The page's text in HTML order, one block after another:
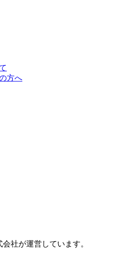
方へ
社が運営しています。